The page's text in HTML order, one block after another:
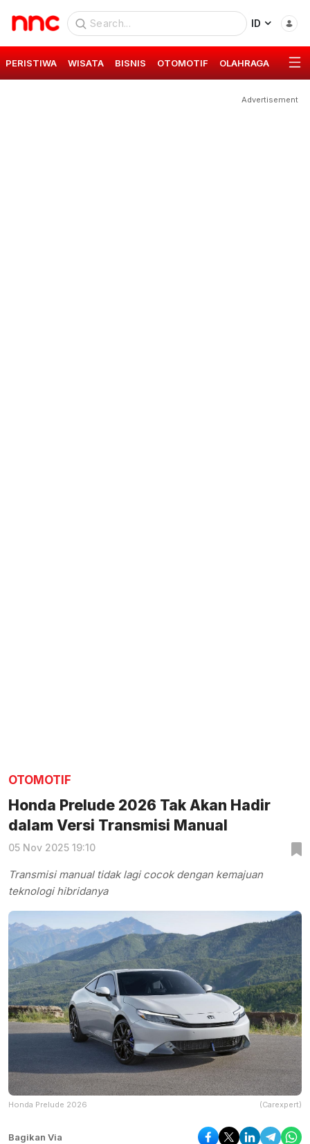
ID
PERISTIWA WISATA BISNIS OTOMOTIF OLAHRAGA GAYA
Advertisement
OTOMOTIF
Honda Prelude 2026 Tak Akan Hadir
dalam Versi Transmisi Manual
05 Nov 2025 19:10
Transmisi manual tidak lagi cocok dengan kemajuan
teknologi hibridanya
Honda Prelude 2026 (Carexpert)
Bagikan Via